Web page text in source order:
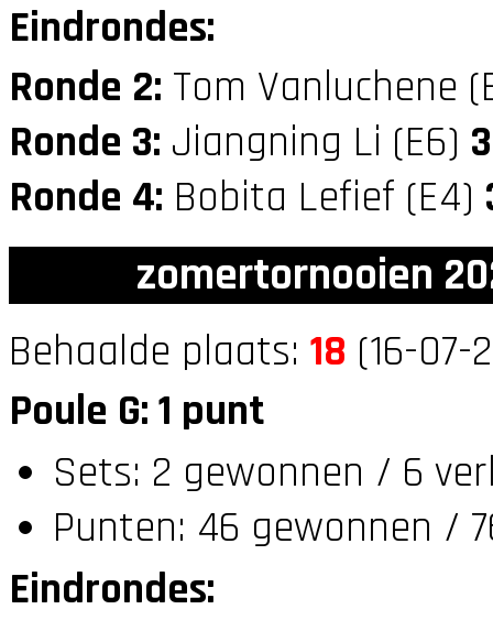
Eindrondes:
Ronde 2: Tom Vanluchene
Ronde 3: Jiangning Li (E6) 3
Ronde 4: Bobita Lefief (E4)
zomertornooien
Behaalde plaats: 18 (16-07-
Poule G: 1 punt
Sets: 2 gewonnen / 6
Punten: 46 gewonnen /
Eindrondes: